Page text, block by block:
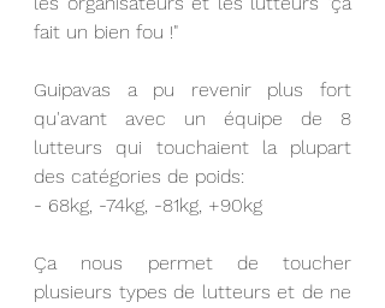
fait un bien fou !"
Guipavas a pu revenir plus fort
qu'avant avec un équipe de 8
lutteurs qui touchaient la plupart
des catégories de poids:
- 68kg, -74kg, -81kg, +90kg
Ça nous permet de toucher
plusieurs types de lutteurs et de ne